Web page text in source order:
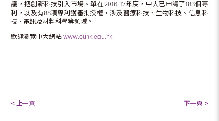
議，把創新科技引入市場。單在2016-17年度，中大已申請了183個專
利，以及有88項專利獲審批授權，涉及醫療科技、生物科技、信息科
技、電訊及材料科學等領域。
歡迎瀏覽中大網站www.cuhk.edu.hk
< 上一頁 下一頁 >